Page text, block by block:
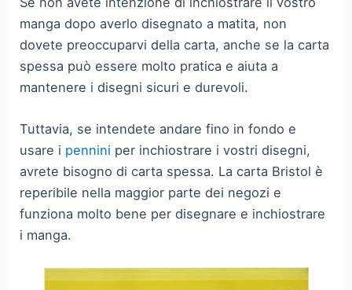
manga dopo averlo disegnato a matita, non
dovete preoccuparvi della carta, anche se la carta
spessa può essere molto pratica e aiuta a
mantenere i disegni sicuri e durevoli.
Tuttavia, se intendete andare fino in fondo e
usare i pennini per inchiostrare i vostri disegni,
avrete bisogno di carta spessa. La carta Bristol è
reperibile nella maggior parte dei negozi e
funziona molto bene per disegnare e inchiostrare
i manga.